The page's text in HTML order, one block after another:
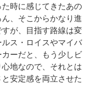
た時に感じてきたあの
、そこからかなり進
が、目指す路線は変
ス・ロイスやマイバ
ーだと、もう少しビ
地なので、それとは
安定感を両立させた